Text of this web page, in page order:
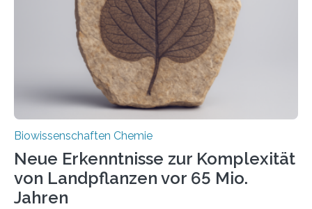
Saccharomyces cerevisiae entdeckt, der für die
Funktionsfähigkeit der Organellen entscheidend ist. Die
Studie wurde am 28. Oktober 2025 in der
Fachzeitschrift…
Biowissenschaften Chemie
Neue Erkenntnisse zur Komplexität
von Landpflanzen vor 65 Mio.
Jahren